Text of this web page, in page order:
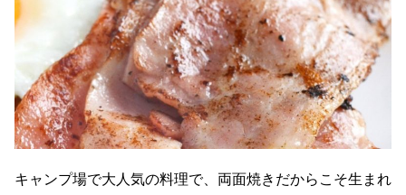
キャンプ場で大人気の料理で、両面焼きだからこそ生まれ